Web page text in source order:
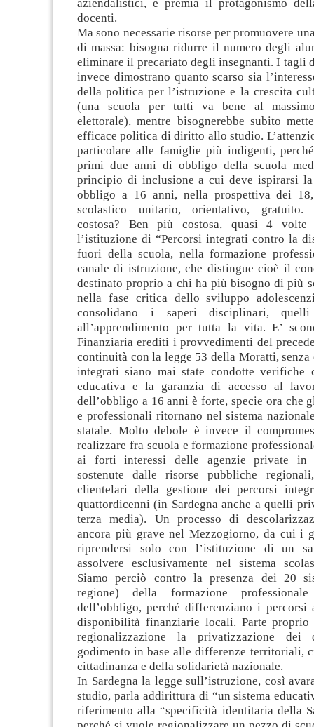
aziendalistici, e premia il protagonismo
docenti.
Ma sono necessarie risorse per promuovere
di massa: bisogna ridurre il numero degli
eliminare il precariato degli insegnanti. I tagli
invece dimostrano quanto scarso sia
della politica per l’istruzione e la crescita
(una scuola per tutti va bene al
elettorale), mentre bisognerebbe subito
efficace politica di diritto allo studio.
particolare alle famiglie più indigenti,
primi due anni di obbligo della scuola
principio di inclusione a cui deve ispirarsi
obbligo a 16 anni, nella prospettiva dei
scolastico unitario, orientativo, gratuito.
costosa? Ben più costosa, quasi 4
l’istituzione di “Percorsi integrati contro la
fuori della scuola, nella formazione
canale di istruzione, che distingue cioè il
destinato proprio a chi ha più bisogno di più
nella fase critica dello sviluppo
consolidano i saperi disciplinari,
all’apprendimento per tutta la vita. E’
Finanziaria erediti i provvedimenti del
continuità con la legge 53 della Moratti, senza
integrati siano mai state condotte verifiche
educativa e la garanzia di accesso al
dell’obbligo a 16 anni è forte, specie ora che
e professionali ritornano nel sistema
statale. Molto debole è invece il
realizzare fra scuola e formazione
ai forti interessi delle agenzie private in
sostenute dalle risorse pubbliche
clientelari della gestione dei percorsi
quattordicenni (in Sardegna anche a quelli
terza media). Un processo di
ancora più grave nel Mezzogiorno, da cui i
riprendersi solo con l’istituzione di un
assolvere esclusivamente nel sistema
Siamo perciò contro la presenza dei 20
regione) della formazione
dell’obbligo, perché differenziano i percorsi
disponibilità finanziarie locali. Parte
regionalizzazione la privatizzazione
godimento in base alle differenze territoriali,
cittadinanza e della solidarietà nazionale.
In Sardegna la legge sull’istruzione, così
studio, parla addirittura di “un sistema
riferimento alla “specificità identitaria della